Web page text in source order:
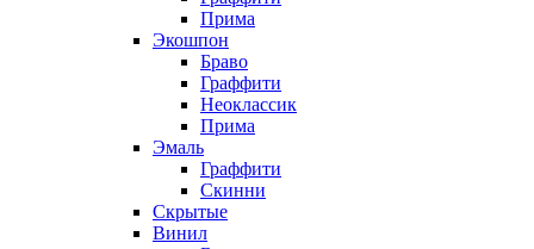
Прима
Экошпон
Браво
Граффити
Неоклассик
Прима
Эмаль
Граффити
Скинни
Скрытые
Винил